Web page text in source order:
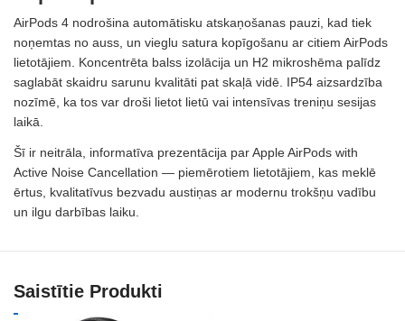
AirPods 4 nodrošina automātisku atskaņošanas pauzi, kad tiek
noņemtas no auss, un vieglu satura kopīgošanu ar citiem AirPods
lietotājiem. Koncentrēta balss izolācija un H2 mikroshēma palīdz
saglabāt skaidru sarunu kvalitāti pat skaļā vidē. IP54 aizsardzība
nozīmē, ka tos var droši lietot lietū vai intensīvas treniņu sesijas
laikā.
Šī ir neitrāla, informatīva prezentācija par Apple AirPods with
Active Noise Cancellation — piemērotiem lietotājiem, kas meklē
ērtus, kvalitatīvus bezvadu austiņas ar modernu trokšņu vadību
un ilgu darbības laiku.
Saistītie Produkti